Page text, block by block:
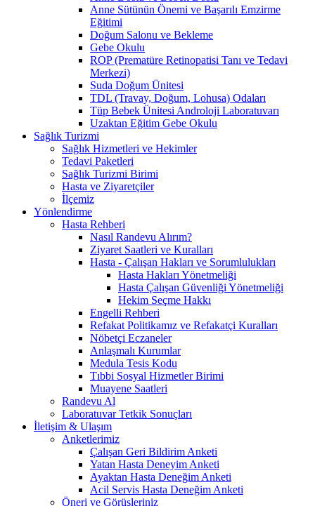
Anne Sütünün Önemi ve Başarılı Emzirme
Eğitimi
Doğum Salonu ve Bekleme
Gebe Okulu
ROP (Prematüre Retinopatisi Tanı ve Tedavi
Merkezi)
Suda Doğum Ünitesi
TDL (Travay, Doğum, Lohusa) Odaları
Tüp Bebek Ünitesi Androloji Laboratuvarı
Uzaktan Eğitim Gebe Okulu
Sağlık Turizmi
Sağlık Hizmetleri ve Hekimler
Tedavi Paketleri
Sağlık Turizmi Birimi
Hasta ve Ziyaretçiler
İlçemiz
Yönlendirme
Hasta Rehberi
Nasıl Randevu Alırım?
Ziyaret Saatleri ve Kuralları
Hasta - Çalışan Hakları ve Sorumlulukları
Hasta Hakları Yönetmeliği
Hasta Çalışan Güvenliği Yönetmeliği
Hekim Seçme Hakkı
Engelli Rehberi
Refakat Politikamız ve Refakatçi Kuralları
Nöbetçi Eczaneler
Anlaşmalı Kurumlar
Medula Tesis Kodu
Tıbbi Sosyal Hizmetler Birimi
Muayene Saatleri
Randevu Al
Laboratuvar Tetkik Sonuçları
İletişim & Ulaşım
Anketlerimiz
Çalışan Geri Bildirim Anketi
Yatan Hasta Deneyim Anketi
Ayaktan Hasta Deneğim Anketi
Acil Servis Hasta Deneğim Anketi
Öneri ve Görüşleriniz